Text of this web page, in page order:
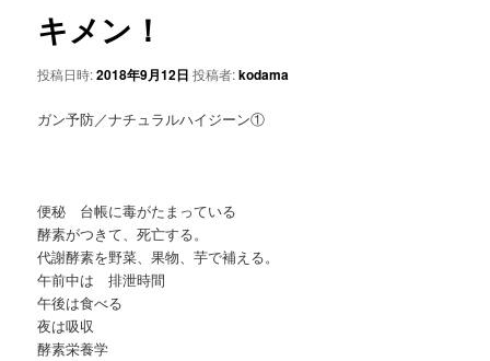
ョ
ン
キメン！
投稿日時:2018年9月12日 投稿者:kodama
ガン予防／ナチュラルハイジーン①
便秘 台帳に毒がたまっている
酵素がつきて、死亡する。
代謝酵素を野菜、果物、芋で補える。
午前中は 排泄時間
午後は食べる
夜は吸収
酵素栄養学